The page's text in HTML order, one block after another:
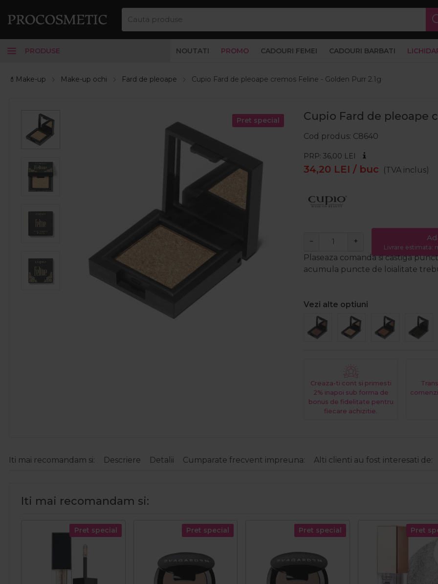
PRODUSE NOUTATI PROMO CADOURI FEMEI CADOURI BARBATI
💄Make-up Make-up ochi Fard de pleoape Cupio Fard de pleoape cremos Feline - Golden Purr 2.1g
Pret special Cupio Fard de pleoape
Cod produs C8640
PRP: 36,00 LEI
34,20 LEI / buc (TVA inclus)
− +
Livrare estimata:
Plaseaza comanda si castiga
acumula puncte de loialitate
Vezi alte optiuni
Creaza-ti cont si primesti
2% inapoi sub forma de
bonus de fidelitate pentru
fiecare achizitie.
Iti mai recomandam si: Descriere Detalii Cumparate frecvent impreuna: Alti clienti au fost interesati de:
Iti mai recomandam si:
Pret special Pret special Pret special Pret